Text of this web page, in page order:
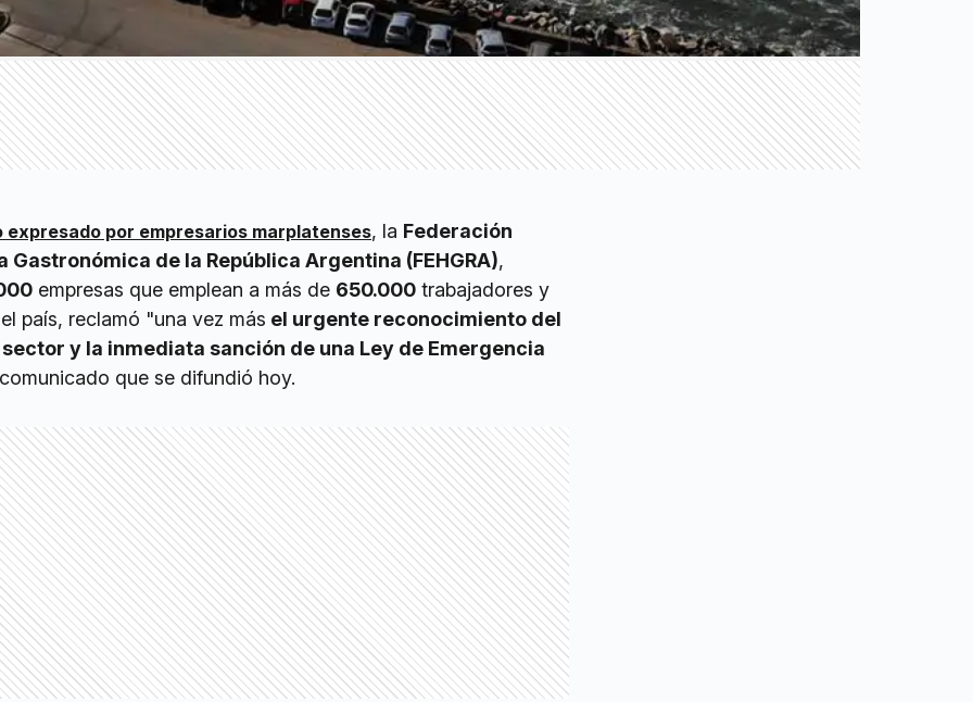
expresado por empresarios marplatenses, la Federación
Gastronómica de la República Argentina (FEHGRA),
empresas que emplean a más de 650.000 trabajadores y
país, reclamó "una vez más el urgente reconocimiento del
y la inmediata sanción de una Ley de Emergencia
que se difundió hoy.